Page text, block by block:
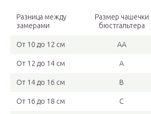
Разница между
замерами
Размер чашечки
бюстгальтера
От 10 до 12 см АА
От 12 до 14 см A
От 14 до 16 см B
От 16 до 18 см C